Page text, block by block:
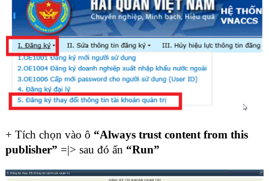
+ Tích chọn vào ô “Always trust content from this
publisher” =|> sau đó ấn “Run”